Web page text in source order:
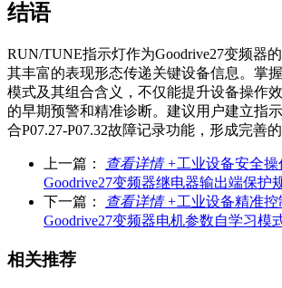
结语
RUN/TUNE指示灯作为Goodrive27变频器
其丰富的表现形态传递关键设备信息。掌
模式及其组合含义，不仅能提升设备操作
的早期预警和精准诊断。建议用户建立指
合P07.27-P07.32故障记录功能，形成完善
上一篇： 查看详情 +工业设备安全
Goodrive27变频器继电器输出端保护
下一篇：
查看详情 +工业设备精准
Goodrive27变频器电机参数自学习模
相关推荐